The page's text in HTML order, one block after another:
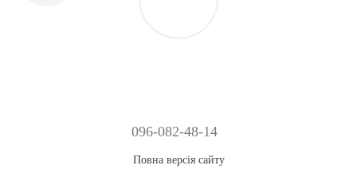
096-082-48-14
Повна версія сайту